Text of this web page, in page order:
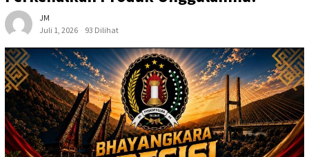
JM
Juli 1, 2026
93 Dilihat